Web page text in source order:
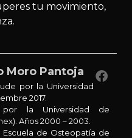
tu movimiento,
Moro Pantoja
por la Universidad
2017.
por la Universidad de
Años 2000 – 2003.
Escuela de Osteopatía de